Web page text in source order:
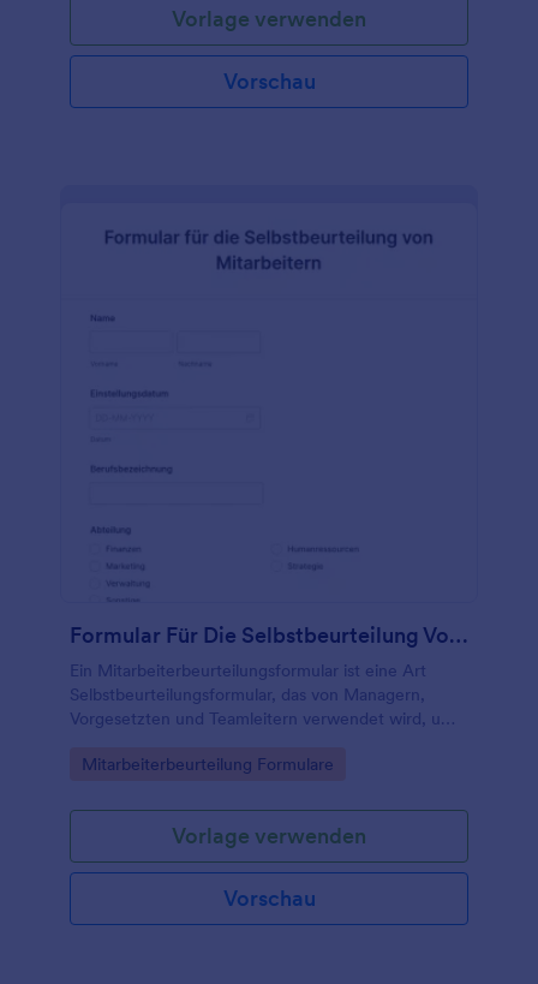
Vorlage verwenden
Vorschau
Formular Für Die Selbstbeurteilung Von Mitarbeitern
Ein Mitarbeiterbeurteilungsformular ist eine Art
Selbstbeurteilungsformular, das von Managern,
Vorgesetzten und Teamleitern verwendet wird, um
bewerten.
Go to Category:
Mitarbeiterbeurteilung Formulare
Vorlage verwenden
Vorschau